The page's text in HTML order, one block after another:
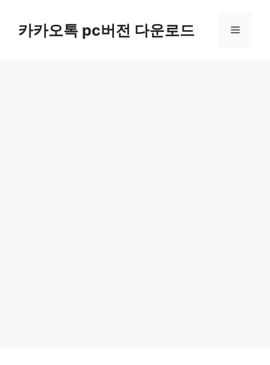
카카오톡 pc버전 다운로드 메